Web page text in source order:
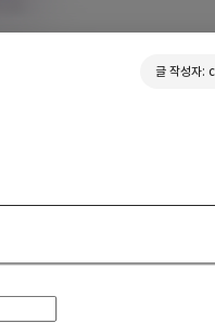
글 작성자
caputdraconis